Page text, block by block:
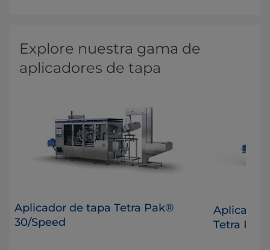
Explore nuestra gama de
aplicadores de tapa
Aplicador de tapa Tetra Pak®
30/Speed
Aplicador
Tetra